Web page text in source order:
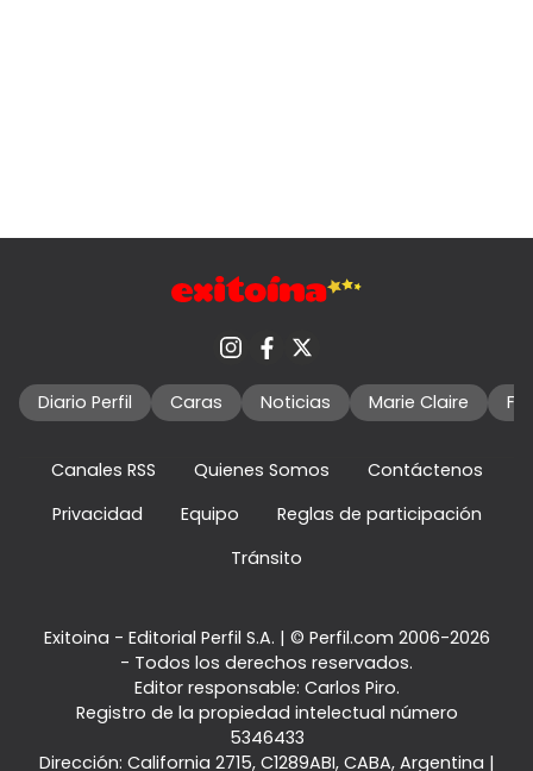
Diario Perfil Caras Noticias Marie Claire
Canales RSS Quienes Somos
Contáctenos
Privacidad
Equipo
Reglas de participación
Tránsito
Exitoina - Editorial Perfil S.A. | © Perfil.com 2006-2026
- Todos los derechos reservados.
Editor responsable: Carlos Piro.
Registro de la propiedad intelectual número
5346433
Dirección: California 2715, C1289ABI, CABA, Argentina |